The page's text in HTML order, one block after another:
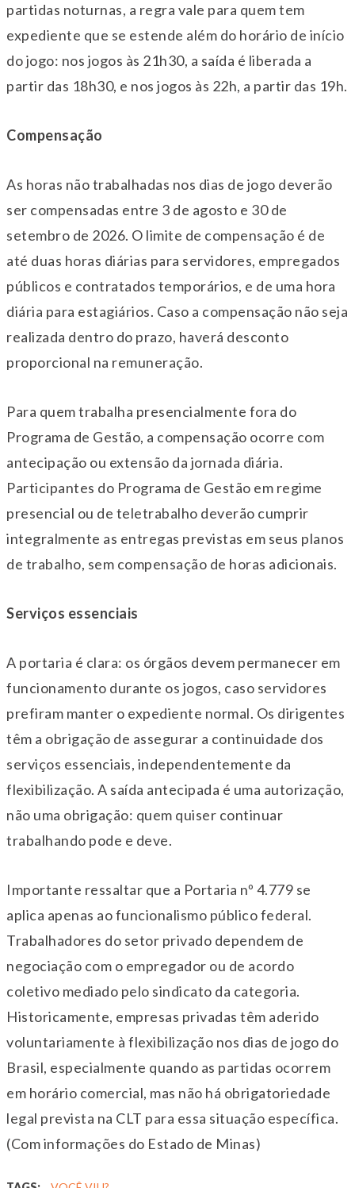
partidas noturnas, a regra vale para quem tem
expediente que se estende além do horário de início
do jogo: nos jogos às 21h30, a saída é liberada a
partir das 18h30, e nos jogos às 22h, a partir das 19h.
Compensação
As horas não trabalhadas nos dias de jogo deverão
ser compensadas entre 3 de agosto e 30 de
setembro de 2026. O limite de compensação é de
até duas horas diárias para servidores, empregados
públicos e contratados temporários, e de uma hora
diária para estagiários. Caso a compensação não seja
realizada dentro do prazo, haverá desconto
proporcional na remuneração.
Para quem trabalha presencialmente fora do
Programa de Gestão, a compensação ocorre com
antecipação ou extensão da jornada diária.
Participantes do Programa de Gestão em regime
presencial ou de teletrabalho deverão cumprir
integralmente as entregas previstas em seus planos
de trabalho, sem compensação de horas adicionais.
Serviços essenciais
A portaria é clara: os órgãos devem permanecer em
funcionamento durante os jogos, caso servidores
prefiram manter o expediente normal. Os dirigentes
têm a obrigação de assegurar a continuidade dos
serviços essenciais, independentemente da
flexibilização. A saída antecipada é uma autorização,
não uma obrigação: quem quiser continuar
trabalhando pode e deve.
Importante ressaltar que a Portaria nº 4.779 se
aplica apenas ao funcionalismo público federal.
Trabalhadores do setor privado dependem de
negociação com o empregador ou de acordo
coletivo mediado pelo sindicato da categoria.
Historicamente, empresas privadas têm aderido
voluntariamente à flexibilização nos dias de jogo do
Brasil, especialmente quando as partidas ocorrem
em horário comercial, mas não há obrigatoriedade
legal prevista na CLT para essa situação específica.
(Com informações do Estado de Minas)